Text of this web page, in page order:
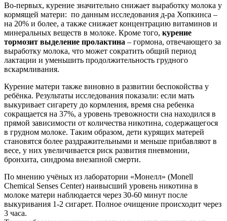
Во-первых, курение значительно снижает выработку молока у
кормящей матери: по данным исследования д-ра Хопкинса –
на 20% и более, а также снижает концентрацию витаминов и
минеральных веществ в молоке. Кроме того, курение
тормозит выделение пролактина – гормона, отвечающего за
выработку молока, что может сократить общий период
лактации и уменьшить продолжительность грудного
вскармливания.
Курение матери также виновно в развитии беспокойства у
ребёнка. Результаты исследования показали: если мать
выкуривает сигарету до кормления, время сна ребенка
сокращается на 37%, а уровень тревожности сна находился в
прямой зависимости от количества никотина, содержащегося
в грудном молоке. Таким образом, дети курящих матерей
становятся более раздражительными и меньше прибавляют в
весе, у них увеличивается риск развития пневмонии,
бронхита, синдрома внезапной смерти.
По мнению учёных из лаборатории «Монелл» (Monell
Chemical Senses Center) наивысший уровень никотина в
молоке матери наблюдается через 30-60 минут после
выкуривания 1-2 сигарет. Полное очищение происходит через
3 часа.